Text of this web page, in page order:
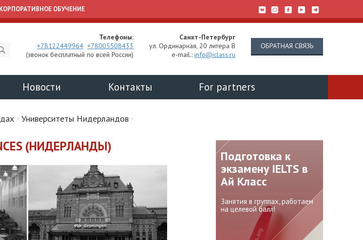
КОРПОРАТИВНОЕ ОБУЧЕНИЕ
Телефоны:
+78122449964 +78005508433
(звонок бесплатный по всей России)
Санкт-Петербург
ул. Ординарная, 20 литера В
e-mail.: info@iclass.ru
ОБРАТНАЯ СВЯЗЬ
Новости Контакты For partners
Университеты Нидерландов
(НИДЕРЛАНДЫ)
ICLASS PROF CAMP
Профориентационный лагерь
на английском языке для
ребят 13-17 лет
экзамену IELTS в
Ай Класс
Занятия в группах, работаем
на целевой балл!
Подпишитесь на
наш Telegram-
канал
Хотите быть в курсе всех
новостей зарубежного
образования?
Информация, поступающая
напрямую от зарубежных